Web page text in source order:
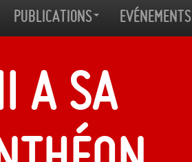
Publications Evénements
a sa